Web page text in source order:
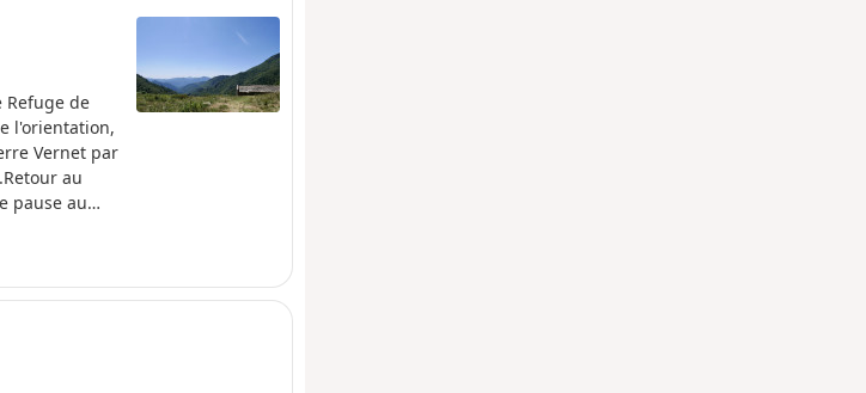
Refuge de
l'orientation,
Vernet par
au
pause au